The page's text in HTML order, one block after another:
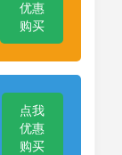
优惠
购买
点我
优惠
购买